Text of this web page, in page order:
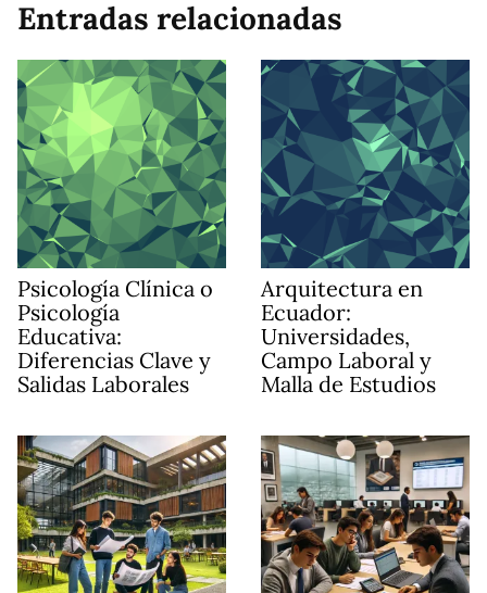
Entradas relacionadas
Psicología Clínica o
Psicología
Educativa:
Diferencias Clave y
Salidas Laborales
Arquitectura en
Ecuador:
Universidades,
Campo Laboral y
Malla de Estudios